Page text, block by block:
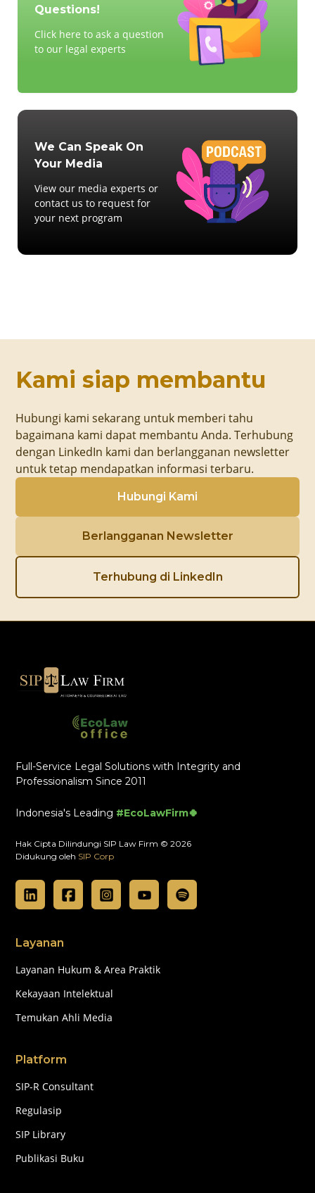
Questions!
Click here to ask a question
to our legal experts
We Can Speak On
Your Media
View our media experts or
contact us to request for
your next program
Kami siap membantu
Hubungi kami sekarang untuk memberi tahu
bagaimana kami dapat membantu Anda. Terhubung
dengan LinkedIn kami dan berlangganan newsletter
untuk tetap mendapatkan informasi terbaru.
Hubungi Kami
Berlangganan Newsletter
Terhubung di LinkedIn
Full-Service Legal Solutions with Integrity and
Professionalism Since 2011
Indonesia's Leading #EcoLawFirm🍀
Hak Cipta Dilindungi SIP Law Firm © 2026
Didukung oleh SIP Corp
Layanan
Layanan Hukum & Area Praktik
Kekayaan Intelektual
Temukan Ahli Media
Platform
SIP-R Consultant
Regulasip
SIP Library
Publikasi Buku